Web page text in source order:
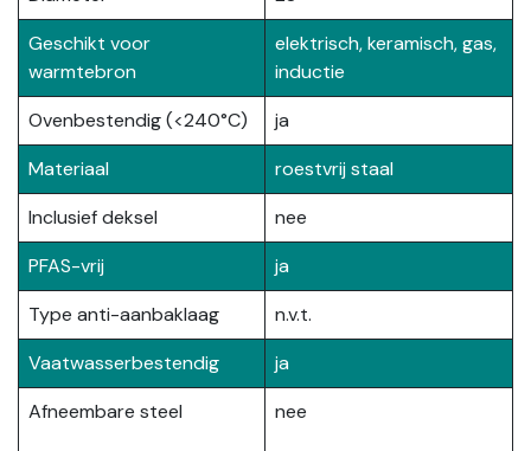
Geschikt voor
warmtebron
elektrisch, keramisch, gas,
inductie
Ovenbestendig (<240°C)
ja
Materiaal
roestvrij staal
Inclusief deksel
nee
PFAS-vrij
ja
Type anti-aanbaklaag
n.v.t.
Vaatwasserbestendig
ja
Afneembare steel
nee